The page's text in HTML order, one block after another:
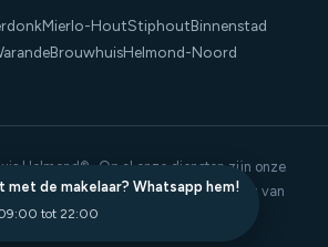
Mierlo-HoutStiphoutBinnenstad
BrouwhuisHelmond-Noord
Helmond® · Op al onze diensten zijn onze
& disclaimeren onzeprivacyverklaring van
toepassing.
met de makelaar? Whatsapp hem!
09:00 tot 22:00